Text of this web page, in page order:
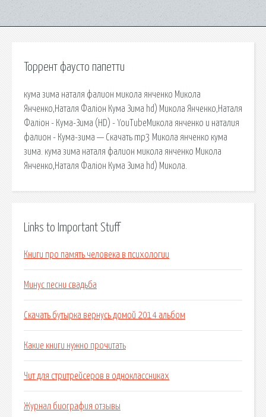
Торрент фаусто папетти
кума зима наталя фалион микола янченко Микола
Янченко,Наталя Фаліон Кума Зима hd) Микола Янченко,Наталя
Фаліон - Кума-Зима (HD) - YouTubeМикола янченко и наталия
фалион - Кума-зима — Скачать mp3 Микола янченко кума
зима. кума зима наталя фалион микола янченко Микола
Янченко,Наталя Фаліон Кума Зима hd) Микола.
Links to Important Stuff
Книги про память человека в психологии
Минус песни свадьба
Скачать бутырка вернусь домой 2014 альбом
Какие книги нужно прочитать
Чит для стритрейсеров в одноклассниках
Журнал биография отзывы